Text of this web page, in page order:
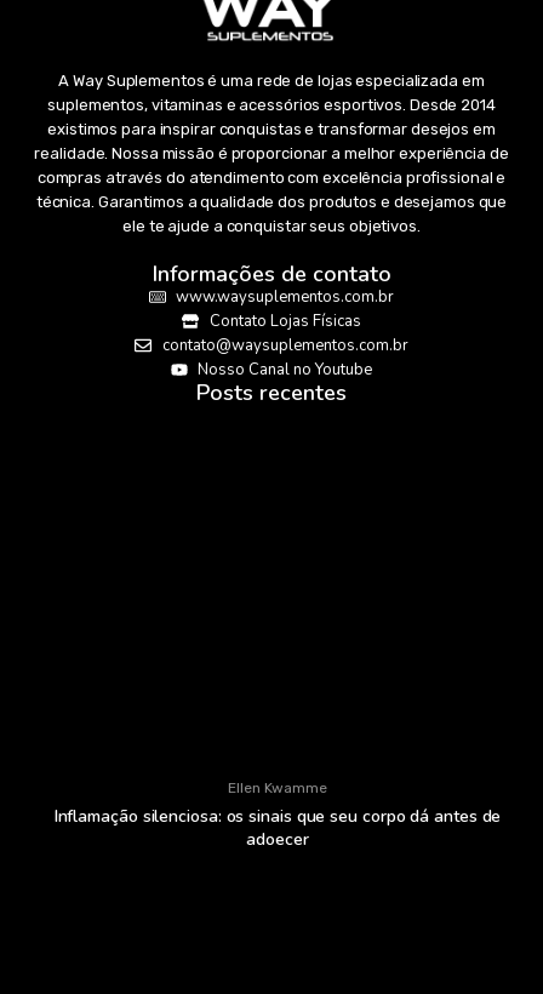
A Way Suplementos é uma rede de lojas especializada em
suplementos, vitaminas e acessórios esportivos. Desde 2014
existimos para inspirar conquistas e transformar desejos em
realidade. Nossa missão é proporcionar a melhor experiência de
compras através do atendimento com excelência profissional e
técnica. Garantimos a qualidade dos produtos e desejamos que
ele te ajude a conquistar seus objetivos.
Informações de contato
www.waysuplementos.com.br
Contato Lojas Físicas
contato@waysuplementos.com.br
Nosso Canal no Youtube
Posts recentes
Ellen Kwamme
Inflamação silenciosa: os sinais que seu corpo dá antes de
adoecer